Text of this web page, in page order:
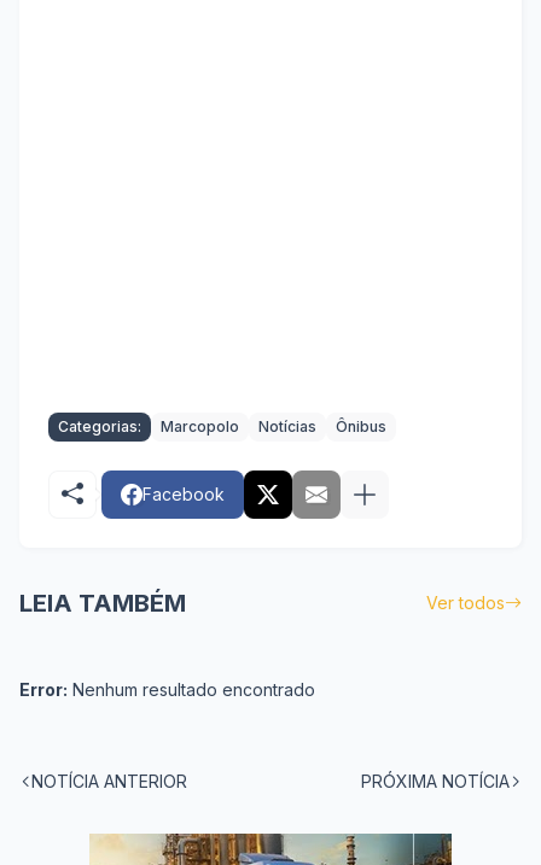
Categorias: Marcopolo Notícias Ônibus
Facebook
LEIA TAMBÉM Ver todos
Error: Nenhum resultado encontrado
NOTÍCIA ANTERIOR PRÓXIMA NOTÍCIA